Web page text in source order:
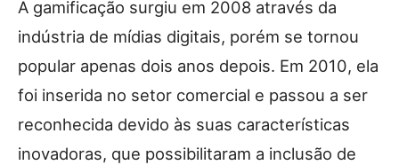
A gamificação surgiu em 2008 através da
indústria de mídias digitais, porém se tornou
popular apenas dois anos depois. Em 2010, ela
foi inserida no setor comercial e passou a ser
reconhecida devido às suas características
inovadoras, que possibilitaram a inclusão de